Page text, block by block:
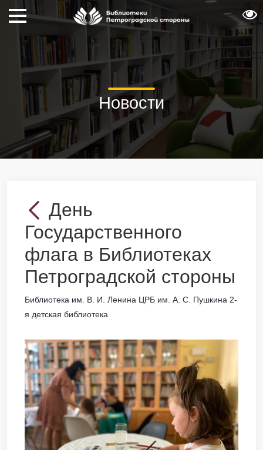
Новости
День
Государственного
флага в Библиотеках
Петроградской стороны
Библиотека им. В. И. Ленина ЦРБ им. А. С. Пушкина 2-
я детская библиотека